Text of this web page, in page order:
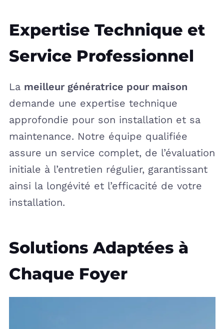
Expertise Technique et
Service Professionnel
La meilleur génératrice pour maison
demande une expertise technique
approfondie pour son installation et sa
maintenance. Notre équipe qualifiée
assure un service complet, de l’évaluation
initiale à l’entretien régulier, garantissant
ainsi la longévité et l’efficacité de votre
installation.
Solutions Adaptées à
Chaque Foyer